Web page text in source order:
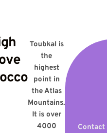
Toubkal is
the
highest
point in
the Atlas
Mountains.
It is over
4000
Contact